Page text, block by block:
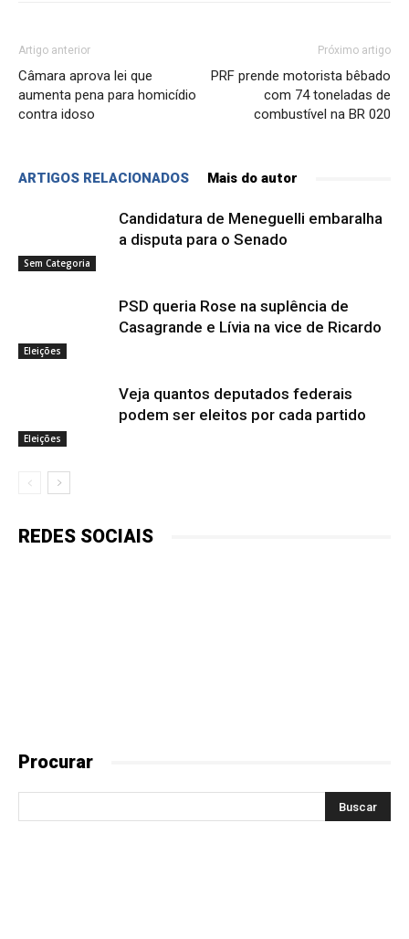
Artigo anterior
Câmara aprova lei que
aumenta pena para homicídio
contra idoso
Próximo artigo
PRF prende motorista bêbado
com 74 toneladas de
combustível na BR 020
ARTIGOS RELACIONADOS Mais do autor
Sem Categoria
Candidatura de Meneguelli embaralha
a disputa para o Senado
Eleições
PSD queria Rose na suplência de
Casagrande e Lívia na vice de Ricardo
Eleições
Veja quantos deputados federais
podem ser eleitos por cada partido
REDES SOCIAIS
Procurar